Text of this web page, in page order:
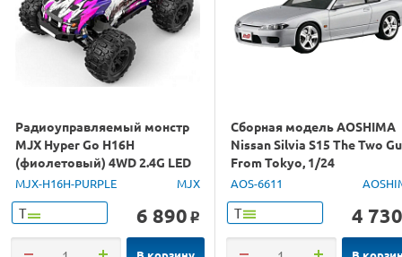
Радиоуправляемый монстр
MJX Hyper Go H16H
(фиолетовый) 4WD 2.4G LED
GPS 1/16 RTR
MJX-H16H-PURPLE MJX
Т 6 890 o
Сборная модель AOSHIMA
Nissan Silvia S15 The Two
From Tokyo, 1/24
AOS-6611
Т 4 730